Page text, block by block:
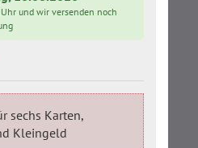
und wir versenden noch
sechs Karten,
Kleingeld